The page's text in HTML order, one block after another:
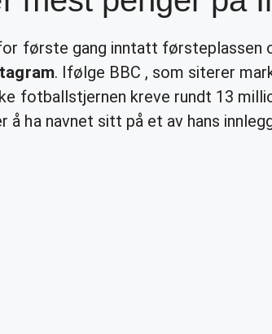
første gang inntatt førsteplassen
. Ifølge BBC , som siterer
fotballstjernen kreve rundt 13
å ha navnet sitt på et av hans